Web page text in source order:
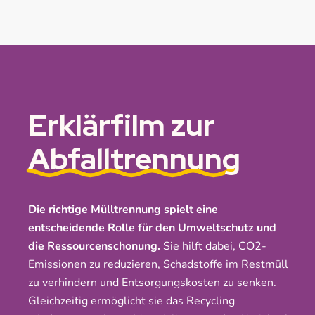
Erklärfilm zur
Abfalltrennung
Die richtige Mülltrennung spielt eine
entscheidende Rolle für den Umweltschutz und
die Ressourcenschonung. Sie hilft dabei, CO2-
Emissionen zu reduzieren, Schadstoffe im Restmüll
zu verhindern und Entsorgungskosten zu senken.
Gleichzeitig ermöglicht sie das Recycling